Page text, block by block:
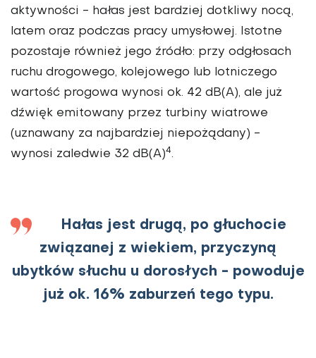
aktywności - hałas jest bardziej dotkliwy nocą,
latem oraz podczas pracy umysłowej. Istotne
pozostaje również jego źródło: przy odgłosach
ruchu drogowego, kolejowego lub lotniczego
wartość progowa wynosi ok. 42 dB(A), ale już
dźwięk emitowany przez turbiny wiatrowe
(uznawany za najbardziej niepożądany) -
wynosi zaledwie 32 dB(A)4.
Hałas jest drugą, po głuchocie
związanej z wiekiem, przyczyną
ubytków słuchu u dorosłych - powoduje
już ok. 16% zaburzeń tego typu.